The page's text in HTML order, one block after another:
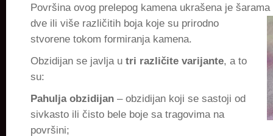
Površina ovog prelepog kamena ukrašena je
dve ili više različitih boja koje su prirodno
stvorene tokom formiranja kamena.
Obzidijan se javlja u tri različite varijante, a to
su:
Pahulja obzidijan – obzidijan koji se sastoji od
sivkasto ili čisto bele boje sa tragovima na
površini;